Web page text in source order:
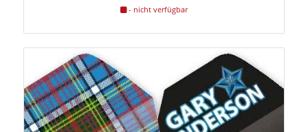
- nicht verfügbar